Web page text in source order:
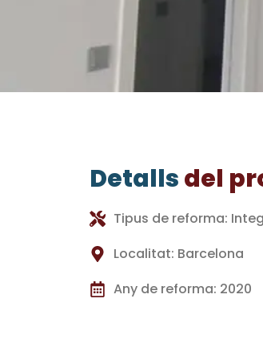
Detallsdel
Tipus de reforma:
Localitat: Barcelona
Any de reforma: 2020